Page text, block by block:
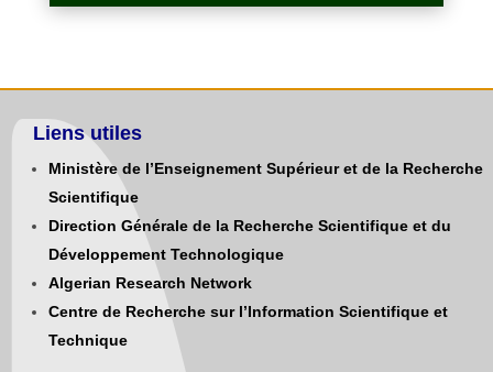
Liens utiles
Ministère de l’Enseignement Supérieur et de la Recherche
Scientifique
Direction Générale de la Recherche Scientifique et du
Développement Technologique
Algerian Research Network
Centre de Recherche sur l’Information Scientifique et
Technique